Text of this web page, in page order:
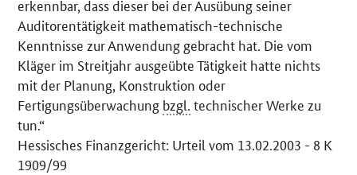
erkennbar, dass dieser bei der Ausübung seiner
Auditorentätigkeit mathematisch-technische
Kenntnisse zur Anwendung gebracht hat. Die vom
Kläger im Streitjahr ausgeübte Tätigkeit hatte nichts
mit der Planung, Konstruktion oder
Fertigungsüberwachung bzgl. technischer Werke zu
tun.“
Hessisches Finanzgericht: Urteil vom 13.02.2003 - 8 K
1909/99